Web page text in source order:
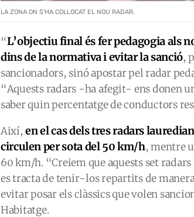
LA ZONA ON S'HA COL·LOCAT EL NOU RADAR.
“L’objectiu final és fer pedagogia als
dins de la normativa i evitar la sanció,
sancionadors, sinó apostar pel radar
“Aquests radars -ha afegit- ens donen
saber quin percentatge de conductors
Així,en el cas dels tres radars
circulen per sota del 50 km/h, mentre
60 km/h. “Creiem que aquests set
es tracta de tenir-los repartits de
evitar posar els clàssics que volen
Habitatge.